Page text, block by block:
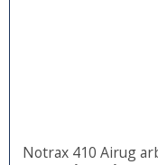
Notrax 410 Airug